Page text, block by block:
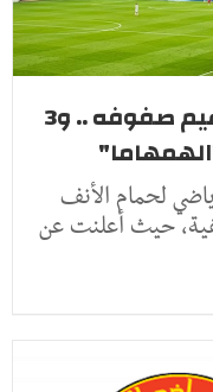
نادي حمام الأنف يواصل تدعيم صفوفه .. و3
لحمام الأنف
حيث أعلنت عن